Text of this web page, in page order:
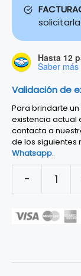
solicitarla
Hasta 12
Saber más
Validación de
Para brindarte
existencia actual
contacta a
de los siguientes
Whatsapp.
-